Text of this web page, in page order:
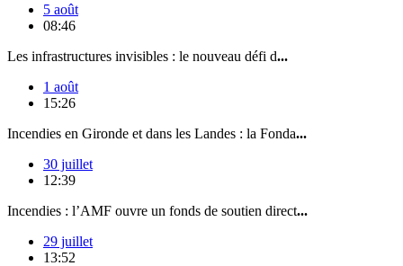
5 août
08:46
Les infrastructures invisibles : le nouveau défi d...
1 août
15:26
Incendies en Gironde et dans les Landes : la Fonda...
30 juillet
12:39
Incendies : l’AMF ouvre un fonds de soutien direct...
29 juillet
13:52